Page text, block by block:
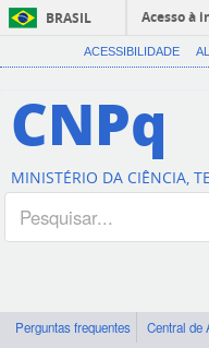
BRASIL
Acesso à
ACESSIBILIDADE
CNPq
MINISTÉRIO DA CIÊNCIA,
Perguntas frequentes Central de